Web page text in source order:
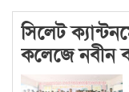
সিলেট
কলেজে নবীন